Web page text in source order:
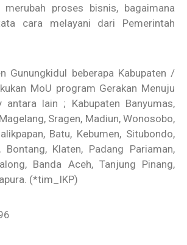
merubah proses bisnis, bagaimana
cara melayani dari Pemerintah
Gunungkidul beberapa Kabupaten /
MoU program Gerakan Menuju
lain ; Kabupaten Banyumas,
Sragen, Madiun, Wonosobo,
Batu, Kebumen, Situbondo,
Bontang, Klaten, Padang Pariaman,
Banda Aceh, Tanjung Pinang,
(*tim_IKP)